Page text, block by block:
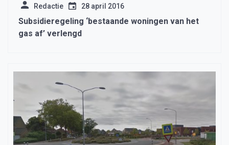
Redactie 28 april 2016
Subsidieregeling ‘bestaande woningen van het
gas af’ verlengd